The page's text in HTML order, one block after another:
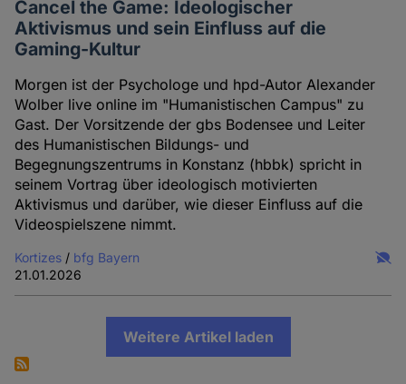
Cancel the Game: Ideologischer
Aktivismus und sein Einfluss auf die
Gaming-Kultur
Morgen ist der Psychologe und hpd-Autor Alexander
Wolber live online im "Humanistischen Campus" zu
Gast. Der Vorsitzende der gbs Bodensee und Leiter
des Humanistischen Bildungs- und
Begegnungszentrums in Konstanz (hbbk) spricht in
seinem Vortrag über ideologisch motivierten
Aktivismus und darüber, wie dieser Einfluss auf die
Videospielszene nimmt.
Kortizes / bfg Bayern
21.01.2026
Weitere Artikel laden